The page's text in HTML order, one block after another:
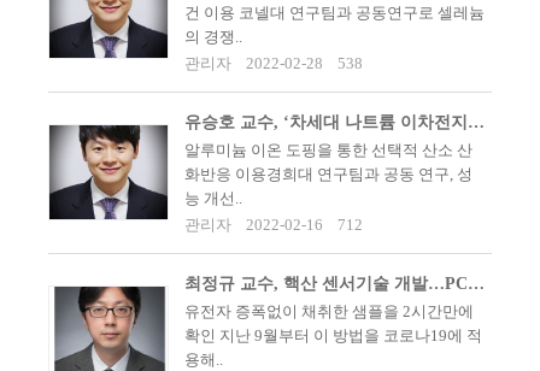
건 이용 코넬대 연구팀과 공동연구로 셀레늄
의 경쟁..
관리자
2022-02-28 538
유승호 교수, ‘차세대 나트륨 이차전지 양극 소재’ 개발
알루미늄 이온 도핑을 통한 선택적 산소 산
화반응 이용경희대 연구팀과 공동 연구, 성
능 개선..
관리자
2022-02-16 712
최정규 교수, 핵산 센서기술 개발…PCR보다 빨리 DNA 미세변이 찾는다
유전자 증폭없이 채취한 샘플을 2시간만에
확인 지난 9월부터 이 방법을 코로나19에 적
용해..